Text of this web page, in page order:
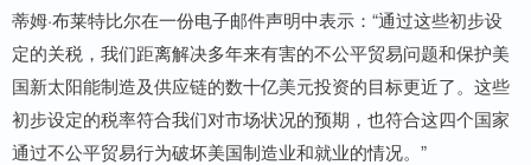
蒂姆·布莱特比尔在一份电子邮件声明中表示：“通过这些初步设
定的关税，我们距离解决多年来有害的不公平贸易问题和保护美
国新太阳能制造及供应链的数十亿美元投资的目标更近了。这些
初步设定的税率符合我们对市场状况的预期，也符合这四个国家
通过不公平贸易行为破坏美国制造业和就业的情况。”